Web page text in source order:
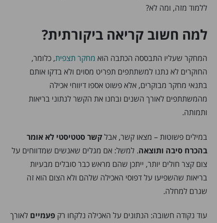
ללמוד מזה, ומה לא?
למה חשוב קריאה ביקורתית?
המחקר שעליו התבססה הכתבה הוא מחקר תצפית, כלומר,
החוקרים לא נתנו למשתתפים תפריט מסוים ולא בדקו אותם
בתנאי מחקר מבוקרים, אלא פשוט אספו דיווחי אכילה
מהמשתתפים לאורך השנים ובחנו את הקשר לנתוני בריאות
ותמותה.
במילים פשוטות – מצאו קשר, אבלקשר סטטיסטי לא אומר
בהכרח סיבה ותוצאה. למשל: אם מגלים שאנשים שמדווחים על
צום קצר חולים יותר, ייתכן שהם מראש כבר סובלים מבעיות
בריאות שהשפיעו על דפוסי האכילה שלהם ולא הצום הוא זה
שגרם למחלה.
עוד נקודה חשובה: הנתונים על האכילה נלקחו רק פעמיים לאורך